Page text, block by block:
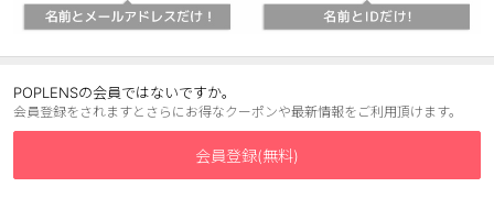
ハロウィンカラコン
ケア用品
レビュー
POPLENSの会員ではないですか。
会員登録をされますとさらにお得なクーポンや最新情報をご利用頂けます。
会員登録(無料)